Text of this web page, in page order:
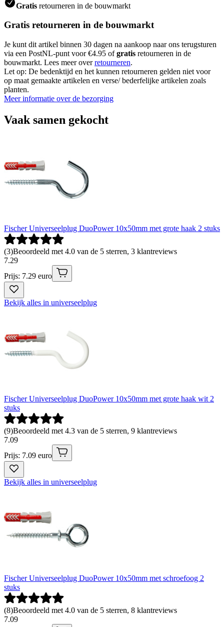
Gratis retourneren in de bouwmarkt
Gratis retourneren in de bouwmarkt
Je kunt dit artikel binnen 30 dagen na aankoop naar ons terugsturen
via een PostNL-punt voor €4.95 ofgratis retourneren in de
bouwmarkt. Lees meer overretourneren.
Let op: De bedenktijd en het kunnen retourneren gelden niet voor
op maat gemaakte artikelen en verse/ bederfelijke artikelen zoals
planten.
Meer informatie over de bezorging
Vaak samen gekocht
Fischer Universeelplug DuoPower 10x50mm met grote haak 2 stuks
(3)Beoordeeld met 4.0 van de 5 sterren, 3 klantreviews
7.29
Prijs: 7.29 euro
Bekijk alles in universeelplug
Fischer Universeelplug DuoPower 10x50mm met grote haak wit 2
stuks
(9)Beoordeeld met 4.3 van de 5 sterren, 9 klantreviews
7.09
Prijs: 7.09 euro
Bekijk alles in universeelplug
Fischer Universeelplug DuoPower 10x50mm met schroefoog 2
stuks
(8)Beoordeeld met 4.0 van de 5 sterren, 8 klantreviews
7.09